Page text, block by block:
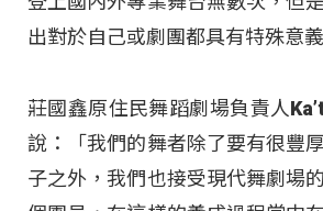
出對於自己或劇團都具有特殊意義
莊國鑫原住民舞蹈劇場負責人
說：「我們的舞者除了要有很豐
子之外，我們也接受現代舞劇場